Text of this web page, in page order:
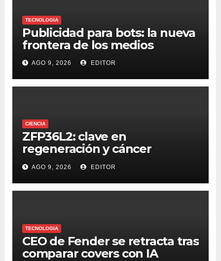
TECNOLOGIA
Publicidad para bots: la nueva
frontera de los medios
AGO 9, 2026 EDITOR
CIENCIA
ZFP36L2: clave en
regeneración y cáncer
colorrectal
AGO 9, 2026 EDITOR
TECNOLOGIA
CEO de Fender se retracta tras
comparar covers con IA